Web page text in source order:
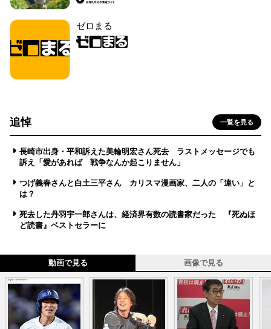
ゼロまる
追悼 一覧を見る
長崎市出身・平和訴えた美輪明宏さん死去 ラストメッセージでも
訴え「愛があれば 戦争なんか起こりません」
つげ義春さんと白土三平さん カリスマ漫画家、二人の「違い」と
は？
死去した丹羽宇一郎さんは、経済界有数の読書家だった 『死ぬほ
ど読書』ベストセラーに
動画で見る 画像で見る